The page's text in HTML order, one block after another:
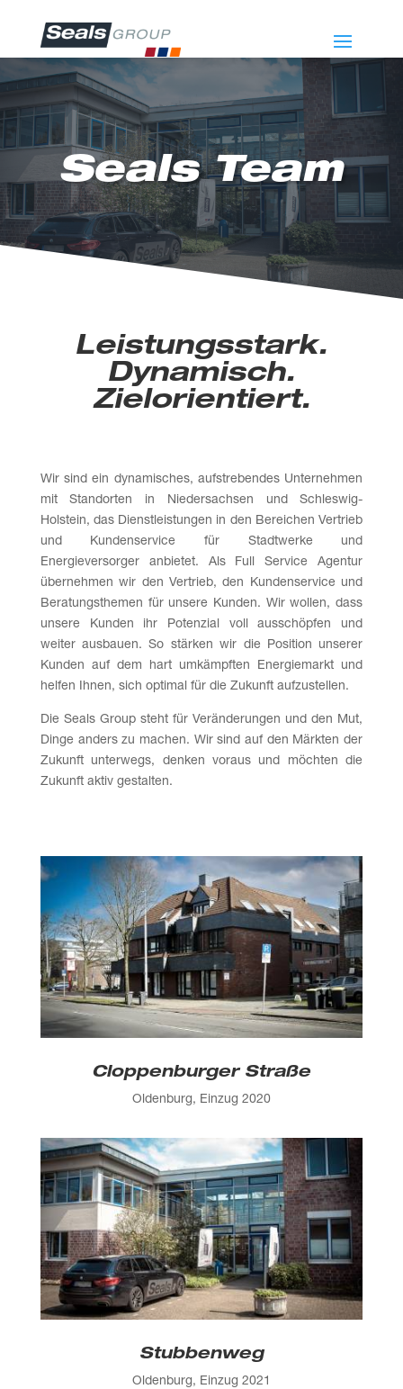
Seals Team
Leistungsstark.
Dynamisch.
Zielorientiert.
Wir sind ein dynamisches, aufstrebendes Unternehmen
mit Standorten in Nieder­sachsen und Schleswig-
Holstein, das Dienstleistungen in den Bereichen Vertrieb
und Kundenservice für Stadt­werke und
Energieversorger anbietet. Als Full Service Agentur
übernehmen wir den Vertrieb, den Kundenservice und
Beratungs­themen für unsere Kunden. Wir wollen, dass
unsere Kunden ihr Potenzial voll ausschöpfen und
weiter ausbauen. So stärken wir die Position unserer
Kunden auf dem hart umkämpften Energiemarkt und
helfen Ihnen, sich optimal für die Zukunft aufzustellen.
Die Seals Group steht für Veränderungen und den Mut,
Dinge anders zu machen. Wir sind auf den Märkten der
Zukunft unterwegs, denken voraus und möchten die
Zukunft aktiv gestalten.
Cloppenburger Straße
Oldenburg, Einzug 2020
Stubbenweg
Oldenburg, Einzug 2021